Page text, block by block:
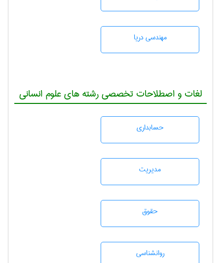
مهندسی دریا
لغات و اصطلاحات تخصصی رشته های علوم انسانی
حسابداری
مديريت
حقوق
روانشناسی